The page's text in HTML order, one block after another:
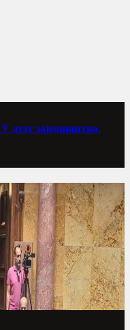
духу заједништва,